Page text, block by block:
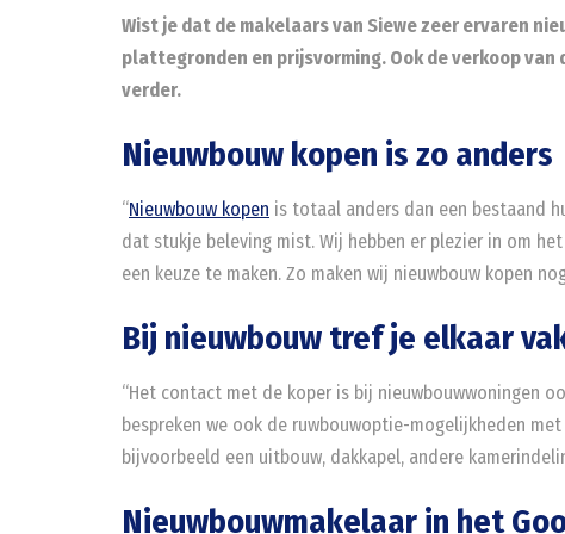
Wist je dat de makelaars van Siewe zeer ervaren
plattegronden en prijsvorming. Ook de verkoop van
verder.
Nieuwbouw kopen is zo anders
“Nieuwbouw kopen is totaal anders dan een bestaand
dat stukje beleving mist. Wij hebben er plezier in om
een keuze te maken. Zo maken wij nieuwbouw kopen
Bij nieuwbouw tref je elkaar
“Het contact met de koper is bij nieuwbouwwoningen
bespreken we ook de ruwbouwoptie-mogelijkheden
bijvoorbeeld een uitbouw, dakkapel, andere
Nieuwbouwmakelaar in het